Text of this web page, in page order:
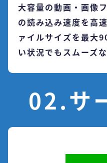
大容量の動画・画像
の読み込み速度を高
ァイルサイズを最大
い状況でもスムーズ
02.サ